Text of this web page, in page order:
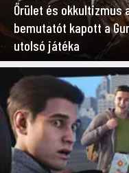
Őrület és okkultizmus
bemutatót kapott a
utolsó játéka